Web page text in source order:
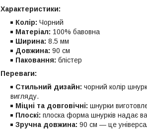
Характеристики:
Колір: Чорний
Матеріал: 100% бавовна
Ширина: 8.5 мм
Довжина: 90 см
Паковання: блістер
Переваги:
Стильний дизайн: чорний колір
вигляду.
Міцні та довговічні: шнурки
Плоскі: плоска форма шнурків надає
Зручна довжина: 90 см — це